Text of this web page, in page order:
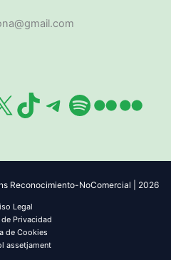
TikTok
Telegram
Spotify
Flickr
Reconocimiento-NoComercial | 2026
Legal
Privacidad
de Cookies
assetjament